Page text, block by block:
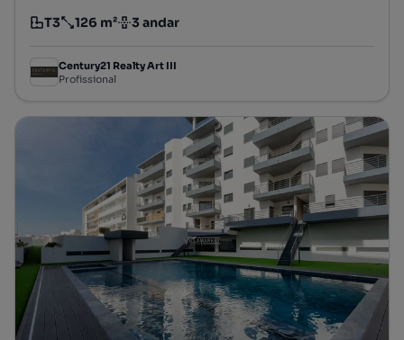
Tipologia
T3
Preço por metro quadrado
126 m²
Andar 3 andar
Century21 Realty Art III
Profissional